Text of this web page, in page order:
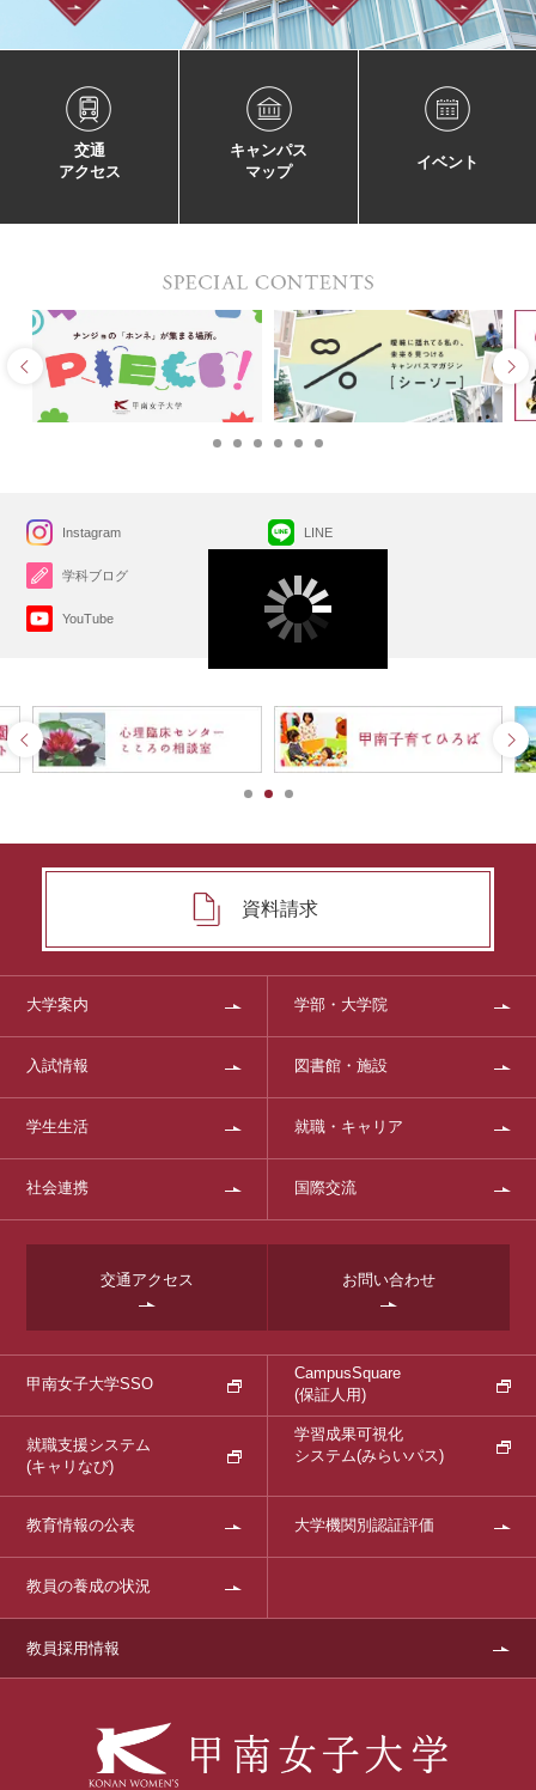
交通
アクセス
キャンパス
マップ
イベント
Instagram
学科ブログ
YouTube
LINE
X(旧Twitter)
Facebook
資料請求
大学案内 学部・大学院
入試情報 図書館・施設
学生生活 就職・キャリア
社会連携 国際交流
交通アクセス お問い合わせ
甲南女子大学SSO
CampusSquare
(保証人用)
就職支援システム
(キャリなび)
学習成果可視化
システム(みらいパス)
教育情報の公表 大学機関別認証評価
教員の養成の状況
教員採用情報